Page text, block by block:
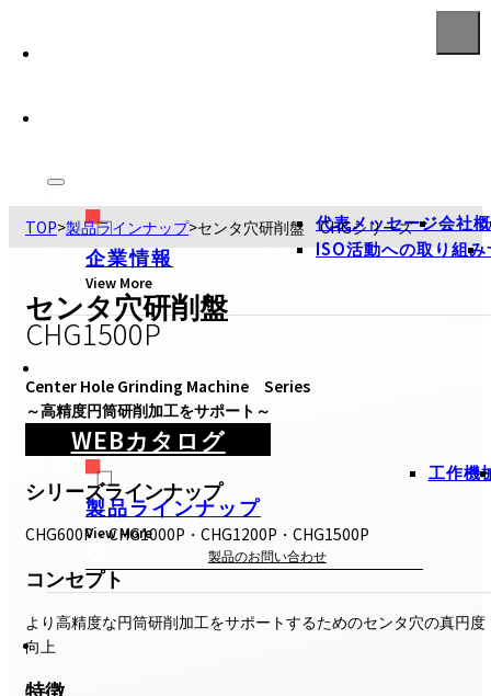
企業情報
View More
代表メッセージ会社
ISO活動への取り組み
製品ラインナップ
View More
製品のお問い合わせ
工作機
TOP>製品ラインナップ>センタ穴研削盤 CHGシリーズ
センタ穴研削盤
CHG1500P
Center Hole Grinding Machine　Series
～高精度円筒研削加工をサポート～
WEBカタログ
シリーズラインナップ
CHG600P・CHG1000P・CHG1200P・CHG1500P
コンセプト
より高精度な円筒研削加工をサポートするためのセンタ穴の真円度
向上
特徴